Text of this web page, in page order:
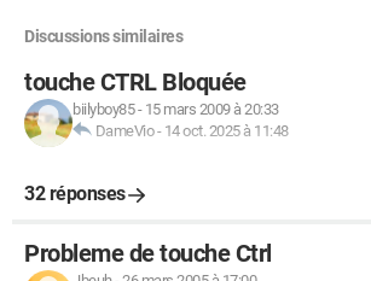
Discussions similaires
touche CTRL Bloquée
biilyboy85- 15 mars 2009 à 20:33
DameVio- 14 oct. 2025 à 11:48
32 réponses
Probleme de touche Ctrl